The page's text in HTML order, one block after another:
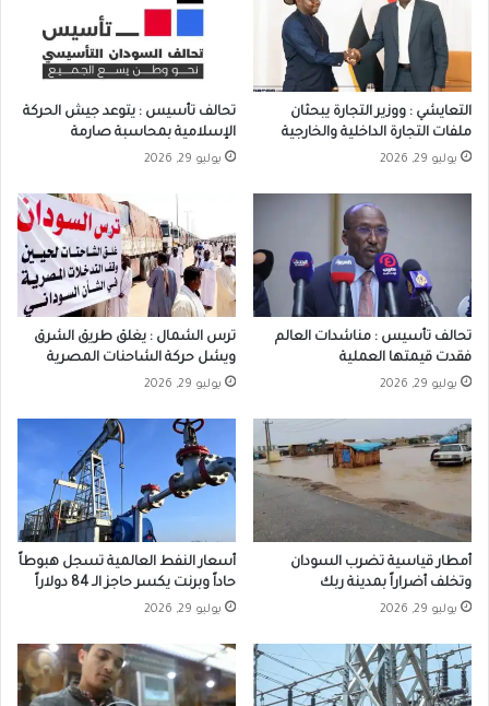
التعايشي : ووزير التجارة يبحثان
ملفات التجارة الداخلية والخارجية
يوليو 29, 2026
تحالف تأسيس : يتوعد جيش الحركة
الإسلامية بمحاسبة صارمة
يوليو 29, 2026
تحالف تأسيس : مناشدات العالم
فقدت قيمتها العملية
يوليو 29, 2026
ترس الشمال : يغلق طريق الشرق
ويشل حركة الشاحنات المصرية
يوليو 29, 2026
أمطار قياسية تضرب السودان
وتخلف أضراراً بمدينة ربك
يوليو 29, 2026
أسعار النفط العالمية تسجل هبوطاً
حاداً وبرنت يكسر حاجز الـ 84 دولاراً
يوليو 29, 2026